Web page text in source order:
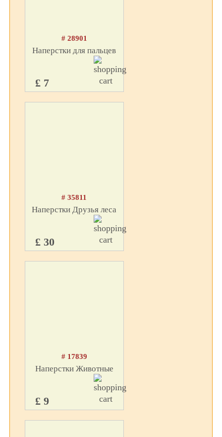
# 28901
Наперстки для пальцев
£ 7
# 35811
Наперстки Друзья леса
£ 30
# 17839
Наперстки Животные
£ 9